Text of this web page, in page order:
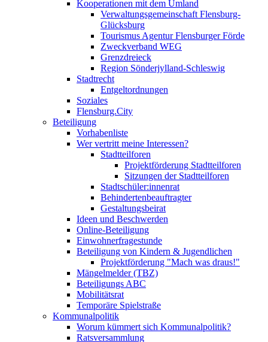
Kooperationen mit dem Umland
Verwaltungsgemeinschaft Flensburg-
Glücksburg
Tourismus Agentur Flensburger Förde
Zweckverband WEG
Grenzdreieck
Region Sönderjylland-Schleswig
Stadtrecht
Entgeltordnungen
Soziales
Flensburg.City
Beteiligung
Vorhabenliste
Wer vertritt meine Interessen?
Stadtteilforen
Projektförderung Stadtteilforen
Sitzungen der Stadtteilforen
Stadtschüler:innenrat
Behindertenbeauftragter
Gestaltungsbeirat
Ideen und Beschwerden
Online-Beteiligung
Einwohnerfragestunde
Beteiligung von Kindern & Jugendlichen
Projektförderung "Mach was draus!"
Mängelmelder (TBZ)
Beteiligungs ABC
Mobilitätsrat
Temporäre Spielstraße
Kommunalpolitik
Worum kümmert sich Kommunalpolitik?
Ratsversammlung